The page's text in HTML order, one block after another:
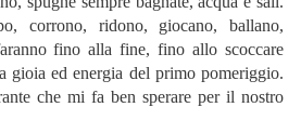
corrono, ridono, giocano, ballano,
fino alla fine, fino allo scoccare
gioia ed energia del primo pomeriggio.
che mi fa ben sperare per il nostro